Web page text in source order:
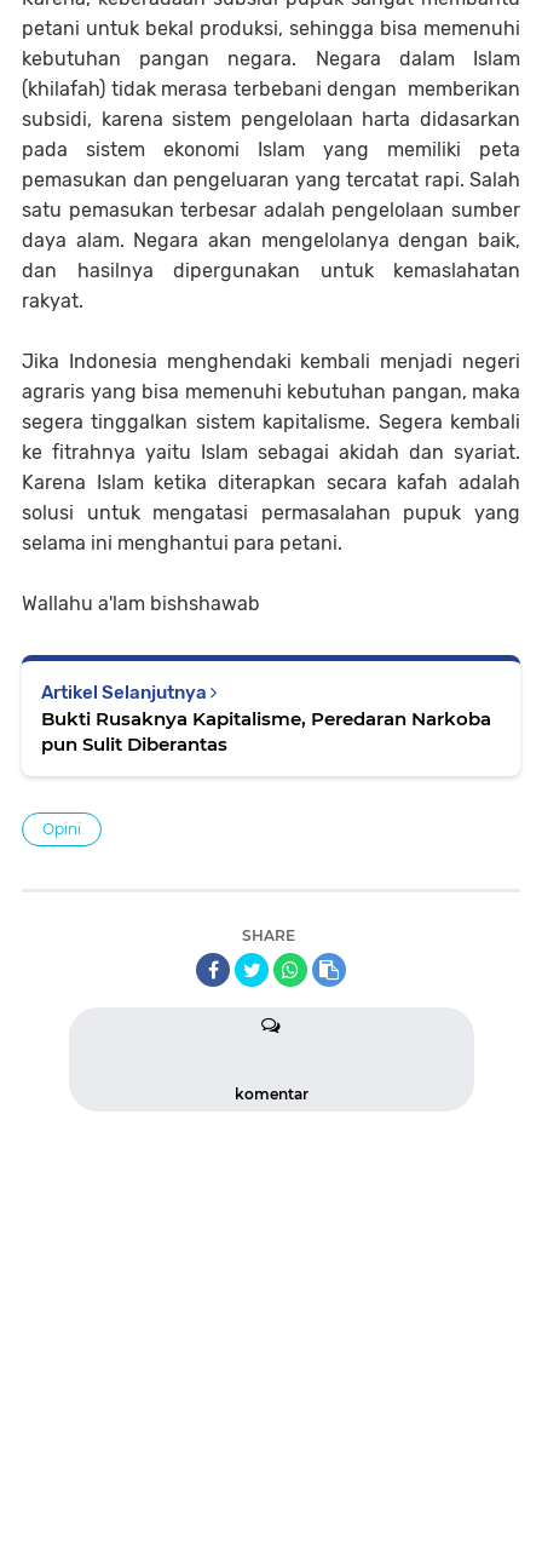
petani untuk bekal produksi, sehingga bisa memenuhi
kebutuhan pangan negara. Negara dalam Islam
(khilafah) tidak merasa terbebani dengan memberikan
subsidi, karena sistem pengelolaan harta didasarkan
pada sistem ekonomi Islam yang memiliki peta
pemasukan dan pengeluaran yang tercatat rapi. Salah
satu pemasukan terbesar adalah pengelolaan sumber
daya alam. Negara akan mengelolanya dengan baik,
dan hasilnya dipergunakan untuk kemaslahatan
rakyat.
Jika Indonesia menghendaki kembali menjadi negeri
agraris yang bisa memenuhi kebutuhan pangan, maka
segera tinggalkan sistem kapitalisme. Segera kembali
ke fitrahnya yaitu Islam sebagai akidah dan syariat.
Karena Islam ketika diterapkan secara kafah adalah
solusi untuk mengatasi permasalahan pupuk yang
selama ini menghantui para petani.
Wallahu a'lam bishshawab
Artikel Selanjutnya
Bukti Rusaknya Kapitalisme, Peredaran Narkoba
pun Sulit Diberantas
Opini
SHARE
komentar